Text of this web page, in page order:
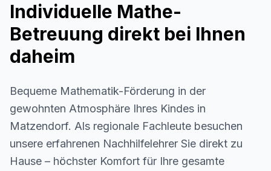
Individuelle Mathe-
Betreuung direkt bei Ihnen
daheim
Bequeme Mathematik-Förderung in der
gewohnten Atmosphäre Ihres Kindes in
Matzendorf. Als regionale Fachleute besuchen
unsere erfahrenen Nachhilfelehrer Sie direkt zu
Hause – höchster Komfort für Ihre gesamte